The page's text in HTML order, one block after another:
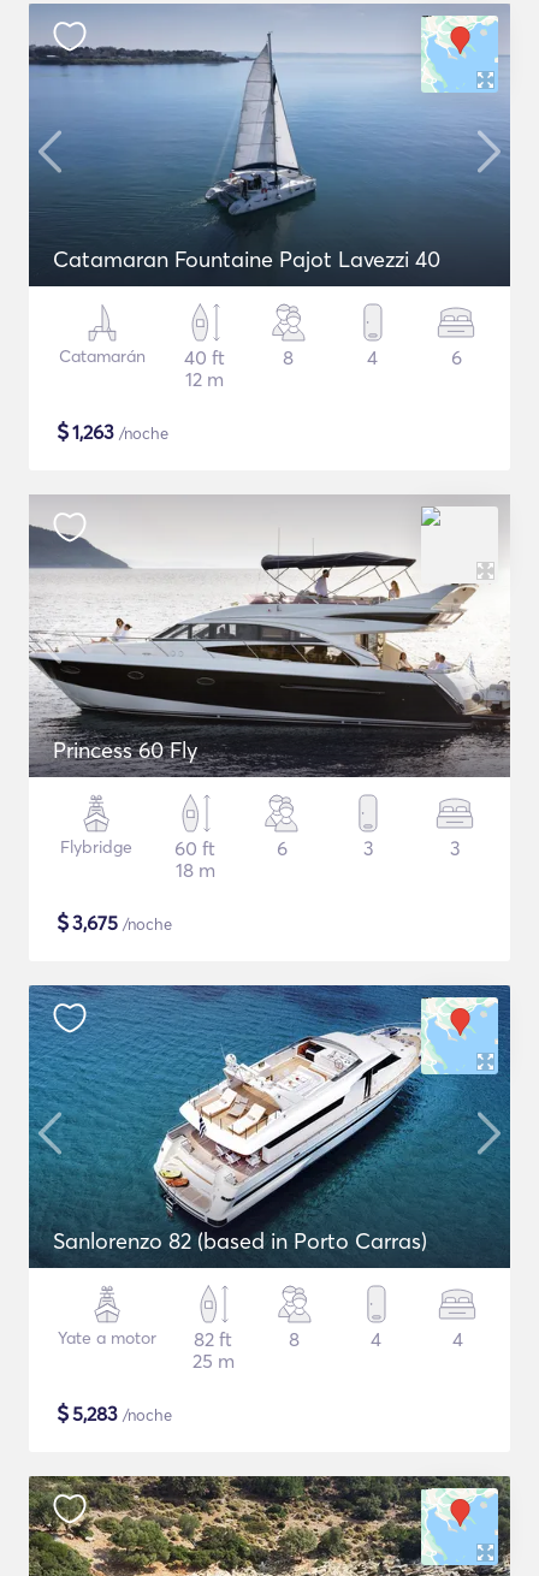
Catamaran Fountaine Pajot Lavezzi 40
Catamarán
40 ft
12 m
8 4 6
$1,263 /noche
Princess 60 Fly
Flybridge
60 ft
18 m
6 3 3
$3,675 /noche
Sanlorenzo 82 (based in Porto Carras)
Yate a motor
82 ft
25 m
8 4 4
$5,283 /noche